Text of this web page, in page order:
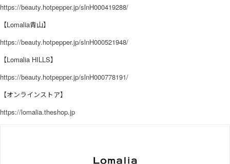
https://beauty.hotpepper.jp/slnH000419288/
【Lomalia青山】
https://beauty.hotpepper.jp/slnH000521948/
【Lomalia HILLS】
https://beauty.hotpepper.jp/slnH000778191/
【オンラインストア】
https://lomalia.theshop.jp